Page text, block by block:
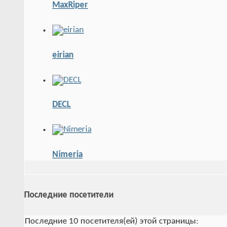
MaxRiper
eirian
DECL
Nimeria
Последние посетители
Последние 10 посетителя(ей) этой страницы: